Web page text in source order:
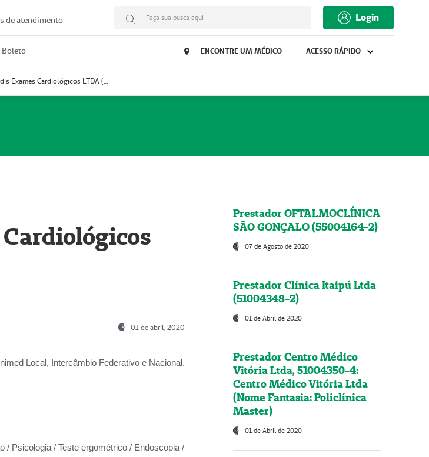
de atendimento Faça sua busca aqui Login
Boleto ENCONTRE UM MÉDICO ACESSO RÁPIDO
Prestador Decordis Exames Cardiológicos LTDA (51004346-0)
01 de abril, 2020
Local, Intercâmbio Federativo e Nacional.
/ Psicologia / Teste ergométrico / Endoscopia /
Prestador OFTALMOCLÍNICA
SÃO GONÇALO (55004164-2)
07 de Agosto de 2020
Prestador Clínica Itaipú Ltda
(51004348-2)
01 de Abril de 2020
Prestador Centro Médico
Vitória Ltda, 51004350-4:
Centro Médico Vitória Ltda
(Nome Fantasia: Policlínica
Master)
01 de Abril de 2020